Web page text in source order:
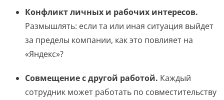
Конфликт личных и рабочих интересов.
Размышлять: если та или иная ситуация выйдет
за пределы компании, как это повлияет на
«Яндекс»?
Совмещение с другой работой. Каждый
сотрудник может работать по совместительству